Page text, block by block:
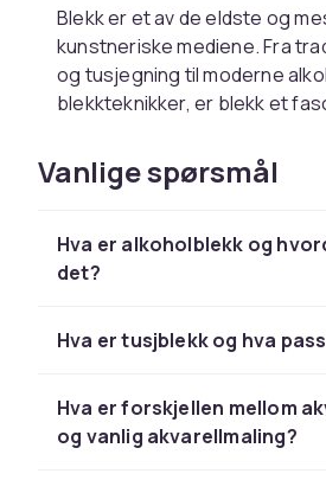
Blekk er et av de eldste og
kunstneriske mediene. Fra
og tusjegning til moderne
blekkteknikker, er blekk et
Hos CDON finner du et godt
alle typer kunstneriske
ulike teknikker og overflater.
er vanntynnable og gir myke,
vann etter tørking.
blandingseffekter som er
moderne kunst.
Vanlige spørsmål
Hva er alkoholblekk og
det?
Hva er tusjblekk og hva
Hva er forskjellen mellom
og vanlig akvarellmaling?